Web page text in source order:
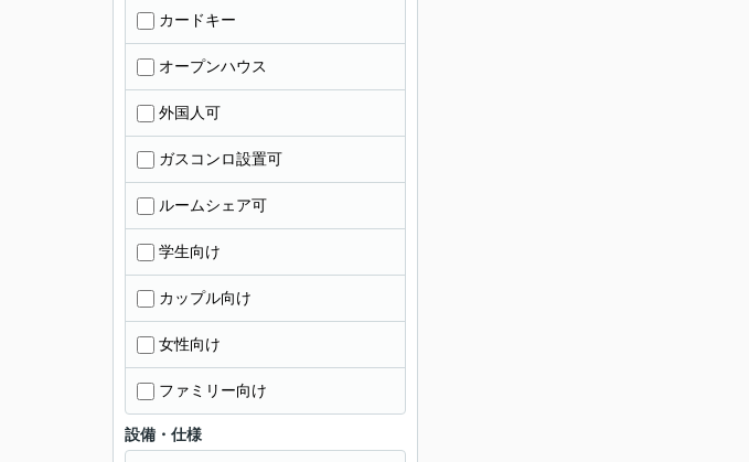
カードキー
オープンハウス
外国人可
ガスコンロ設置可
ルームシェア可
学生向け
カップル向け
女性向け
ファミリー向け
設備・仕様